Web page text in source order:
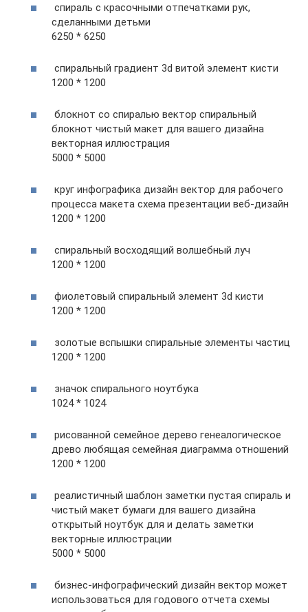
спираль с красочными отпечатками рук,
сделанными детьми
6250 * 6250
спиральный градиент 3d витой элемент кисти
1200 * 1200
блокнот со спиралью вектор спиральный
блокнот чистый макет для вашего дизайна
векторная иллюстрация
5000 * 5000
круг инфографика дизайн вектор для рабочего
процесса макета схема презентации веб-дизайн
1200 * 1200
спиральный восходящий волшебный луч
1200 * 1200
фиолетовый спиральный элемент 3d кисти
1200 * 1200
золотые вспышки спиральные элементы частиц
1200 * 1200
значок спирального ноутбука
1024 * 1024
рисованной семейное дерево генеалогическое
древо любящая семейная диаграмма отношений
1200 * 1200
реалистичный шаблон заметки пустая спираль и
чистый макет бумаги для вашего дизайна
открытый ноутбук для и делать заметки
векторные иллюстрации
5000 * 5000
бизнес-инфографический дизайн вектор может
использоваться для годового отчета схемы